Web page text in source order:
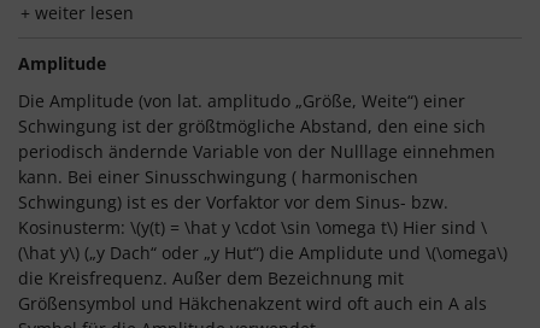
weiter lesen
Amplitude
Die Amplitude (von lat. amplitudo „Größe, Weite“) einer
Schwingung ist der größtmögliche Abstand, den eine sich
periodisch ändernde Variable von der Nulllage einnehmen
kann. Bei einer Sinusschwingung ( harmonischen
Schwingung) ist es der Vorfaktor vor dem Sinus- bzw.
Kosinusterm: \(y(t) = \hat y \cdot \sin \omega t\) Hier sind \
(\hat y\) („y Dach“ oder „y Hut“) die Amplidute und \(\omega\)
die Kreisfrequenz. Außer dem Bezeichnung mit
Größensymbol und Häkchenakzent wird oft auch ein A als